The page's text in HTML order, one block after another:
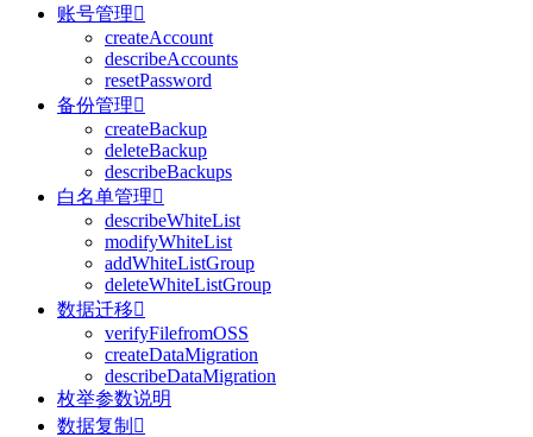
账号管理
createAccount
describeAccounts
resetPassword
备份管理
createBackup
deleteBackup
describeBackups
白名单管理
describeWhiteList
modifyWhiteList
addWhiteListGroup
deleteWhiteListGroup
数据迁移
verifyFilefromOSS
createDataMigration
describeDataMigration
枚举参数说明
数据复制 